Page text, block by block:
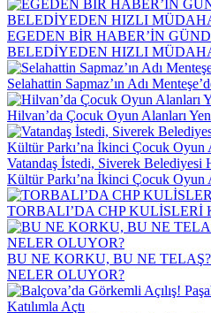
EGEDEN BİR HABER’İN
BELEDİYEDEN HIZLI
Selahattin Sapmaz’ın Adı
Hilvan’da Çocuk Oyun Alanları
Vatandaş İstedi, Siverek Belediyesi
Kültür Parkı’na İkinci Çocuk Oyun
TORBALI’DA CHP KULİSLERİ
BU NE KORKU, BU NE
NELER OLUYOR?